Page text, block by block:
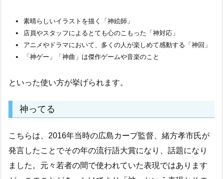
素晴らしいイラストを描く「神絵師」
店員やスタッフによるとても心のこもった「神対応」
アニメやドラマにおいて、多くの人が楽しめて感動する「神回」
「神ゲー」「神曲」は傑作ゲームや音楽のこと
といった使い方が挙げられます。
神ってる
こちらは、2016年当時の広島カープ監督、緒方孝市氏が
発言したことでその年の流行語大賞になり、話題になり
ました。元々若者の間で使われていた表現ではあります